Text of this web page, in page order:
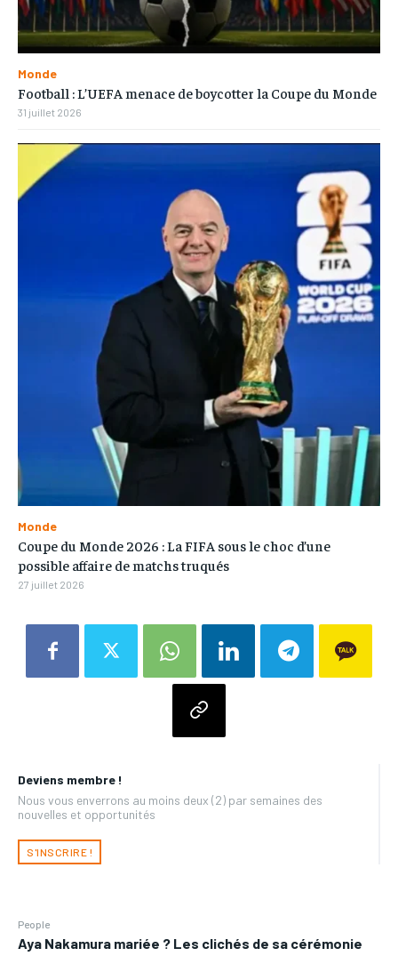
Deviens membre !
Nous vous enverrons au moins deux (2) par semaines des
nouvelles et opportunités
S'INSCRIRE !
People
Aya Nakamura mariée ? Les clichés de sa cérémonie
Monde
Football : L’UEFA menace de boycotter la Coupe du Monde
31 juillet 2026
Monde
Coupe du Monde 2026 : La FIFA sous le choc d’une
possible affaire de matchs truqués
27 juillet 2026